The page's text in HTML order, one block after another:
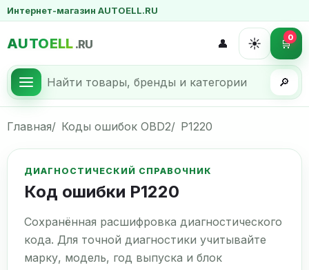
Интернет-магазин AUTOELL.RU
AUTOELL .RU
🔎
👤 ☀️ 🛒0
Главная Коды ошибок OBD2 P1220
ДИАГНОСТИЧЕСКИЙ СПРАВОЧНИК
Код ошибки P1220
Сохранённая расшифровка диагностического
кода. Для точной диагностики учитывайте
марку, модель, год выпуска и блок